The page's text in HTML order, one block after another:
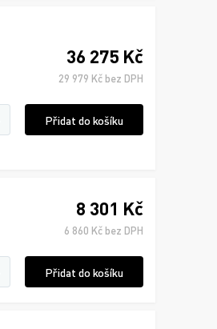
36 275 Kč
29 979 Kč bez DPH
Přidat do košíku
8 301 Kč
6 860 Kč bez DPH
Přidat do košíku